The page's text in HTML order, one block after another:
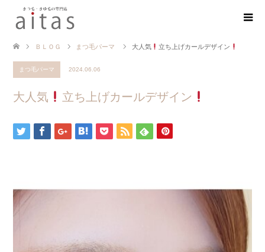
ＢＬＯＧ まつ毛パーマ 大人気 立ち上げカールデザイン
まつ毛パーマ 2024.06.06
大人気 立ち上げカールデザイン